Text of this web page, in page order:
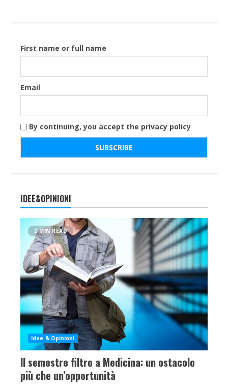
First name or full name
Email
By continuing, you accept the privacy policy
IDEE&OPINIONI
2 MIN READ
Idee & Opinioni
Il semestre filtro a Medicina: un ostacolo
più che un’opportunità